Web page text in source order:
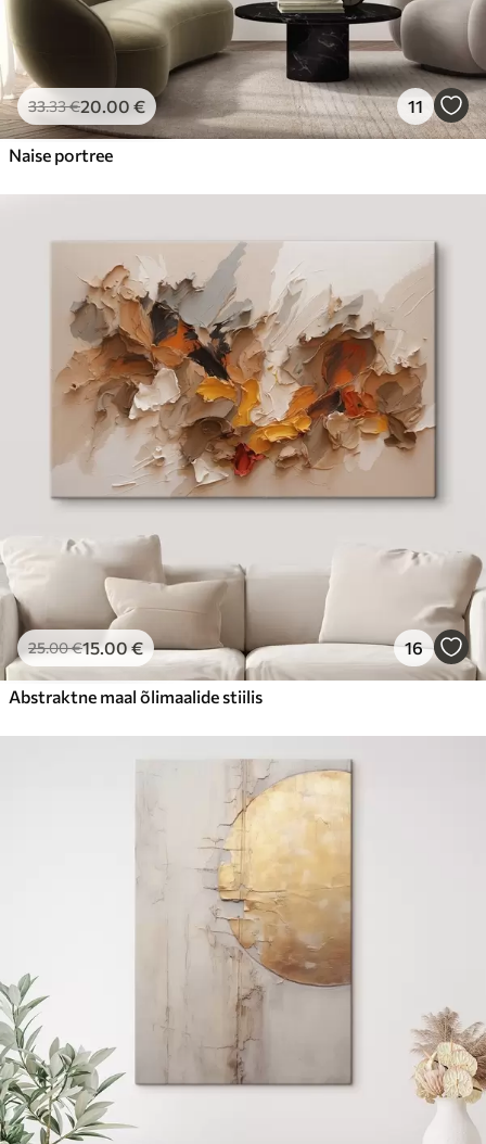
33.33€20.00 € 11
Naise portree
25.00€15.00€ 16
Abstraktne maal õlimaalide stiilis